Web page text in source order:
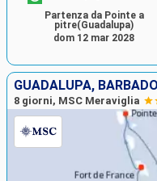
Partenza da Pointe a
pitre(Guadalupa)
dom 12 mar 2028
8 giorni, MSC Meraviglia